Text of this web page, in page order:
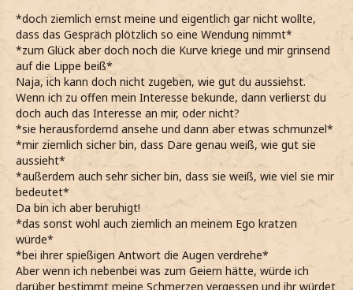
*doch ziemlich ernst meine und eigentlich gar nicht wollte,
dass das Gespräch plötzlich so eine Wendung nimmt*
*zum Glück aber doch noch die Kurve kriege und mir grinsend
auf die Lippe beiß*
Naja, ich kann doch nicht zugeben, wie gut du aussiehst.
Wenn ich zu offen mein Interesse bekunde, dann verlierst du
doch auch das Interesse an mir, oder nicht?
*sie herausfordernd ansehe und dann aber etwas schmunzel*
*mir ziemlich sicher bin, dass Dare genau weiß, wie gut sie
aussieht*
*außerdem auch sehr sicher bin, dass sie weiß, wie viel sie mir
bedeutet*
Da bin ich aber beruhigt!
*das sonst wohl auch ziemlich an meinem Ego kratzen
würde*
*bei ihrer spießigen Antwort die Augen verdrehe*
Aber wenn ich nebenbei was zum Geiern hätte, würde ich
darüber bestimmt meine Schmerzen vergessen und ihr würdet